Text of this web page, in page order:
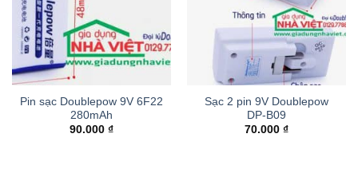
Pin sạc Doublepow 9V 6F22
280mAh
90.000 ₫
Sạc 2 pin 9V Doublepow
DP-B09
70.000 ₫